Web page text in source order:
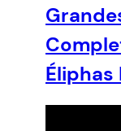
Éliphas